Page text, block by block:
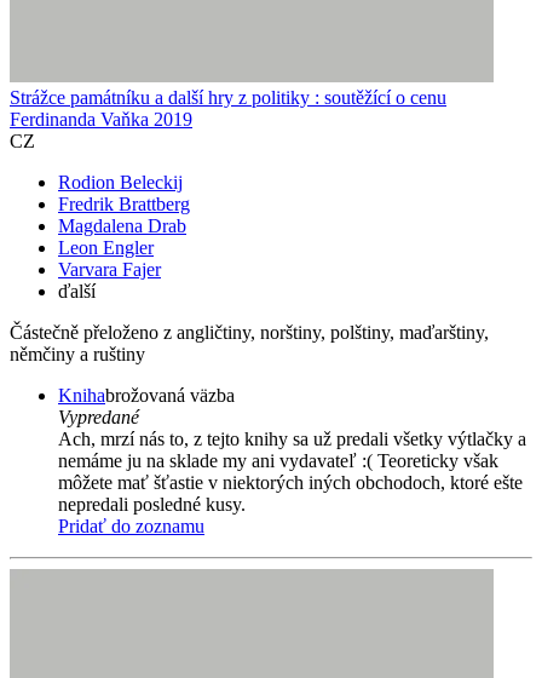
Strážce památníku a další hry z politiky : soutěžící o cenu
Ferdinanda Vaňka 2019
CZ
Rodion Beleckij
Fredrik Brattberg
Magdalena Drab
Leon Engler
Varvara Fajer
ďalší
Částečně přeloženo z angličtiny, norštiny, polštiny, maďarštiny,
němčiny a ruštiny
Knihabrožovaná väzba
Vypredané
Ach, mrzí nás to, z tejto knihy sa už predali všetky výtlačky a
nemáme ju na sklade my ani vydavateľ :( Teoreticky však
môžete mať šťastie v niektorých iných obchodoch, ktoré ešte
nepredali posledné kusy.
Pridať do zoznamu